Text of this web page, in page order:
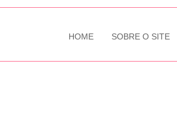
HOME SOBRE O SITE